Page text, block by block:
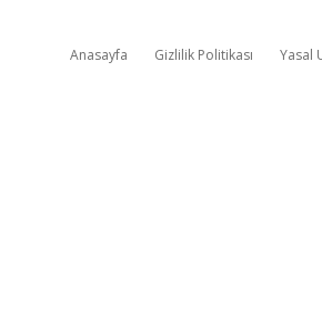
Anasayfa Gizlilik Politikası Yasal